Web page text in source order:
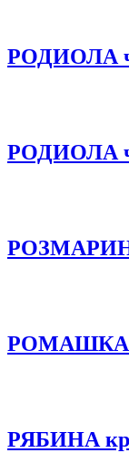
РОДИОЛА
РОДИОЛА
РОЗМАРИН
РОМАШКА
РЯБИНА